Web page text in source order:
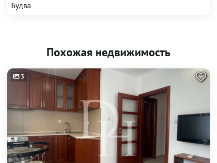
Будва
Похожая недвижимость
3